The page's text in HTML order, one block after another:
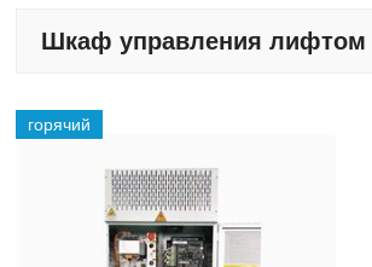
Шкаф управления лифтом
горячий